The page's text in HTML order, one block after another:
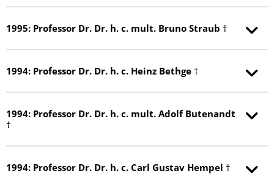
1995: Professor Dr. Dr. h. c. mult. Bruno Straub †
1994: Professor Dr. Dr. h. c. Heinz Bethge †
1994: Professor Dr. Dr. h. c. mult. Adolf Butenandt
†
1994: Professor Dr. Dr. h. c. Carl Gustav Hempel †